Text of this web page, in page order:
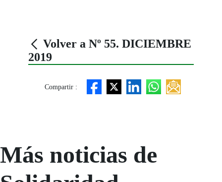
Volver a Nº 55. DICIEMBRE
2019
Compartir :
Más noticias de